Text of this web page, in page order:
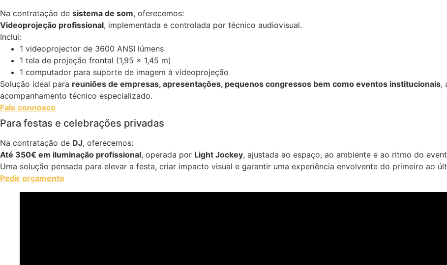
Na contratação de sistema de som, oferecemos:
Videoprojeção profissional, implementada e controlada por técnico audiovisual.
Inclui:
1 videoprojector de 3600 ANSI lúmens
1 tela de projeção frontal (1,95 × 1,45 m)
1 computador para suporte de imagem à videoprojeção
Solução ideal para reuniões de empresas, apresentações, pequenos congressos bem como eventos institucionais,
acompanhamento técnico especializado.
Fale connosco
Para festas e celebrações privadas
Na contratação de DJ, oferecemos:
Até 350€ em iluminação profissional, operada por Light Jockey, ajustada ao espaço, ao ambiente e ao ritmo do
Uma solução pensada para elevar a festa, criar impacto visual e garantir uma experiência envolvente do primeiro ao
Pedir orçamento